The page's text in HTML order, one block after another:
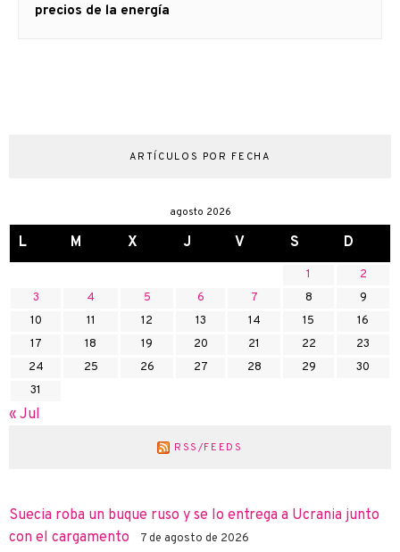
precios de la energía
ARTÍCULOS POR FECHA
agosto 2026
L M X J V S D
1
2
3
4 5 6 7 8
9
10
11 12 13 14 15
16
17
18 19 20 21 22
23
24
25 26 27 28 29
30
31
« Jul
RSS/FEEDS
Suecia roba un buque ruso y se lo entrega a Ucrania junto
con el cargamento
7 de agosto de 2026